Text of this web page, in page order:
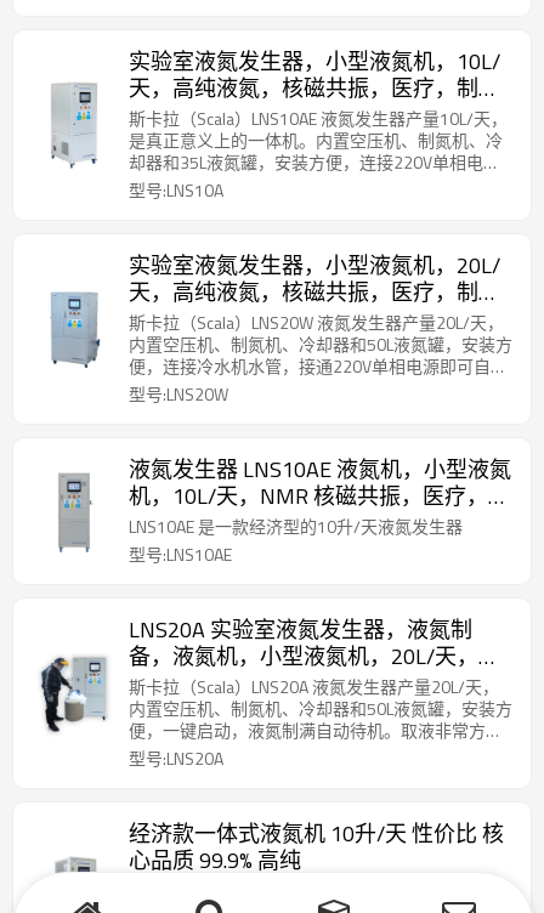
实验室液氮发生器，小型液氮机，10L/
天，高纯液氮，核磁共振，医疗，制
药，分析仪，低温冻存，LNS10A，杭州
斯卡拉
斯卡拉（Scala）LNS10AE 液氮发生器产量10L/天，
是真正意义上的一体机。内置空压机、制氮机、冷
却器和35L液氮罐，安装方便，连接220V单相电源
即可自动运行。一键启动，液氮制满自动待机。取
液非常方便，不需要停机、不需要增压，打开取液
型号:LNS10A
实验室液氮发生器，小型液氮机，20L/
天，高纯液氮，核磁共振，医疗，制
药，质谱仪，低温冻存，LNS20w，杭
州斯卡拉
斯卡拉（Scala）LNS20W 液氮发生器产量20L/天，
内置空压机、制氮机、冷却器和50L液氮罐，安装方
便，连接冷水机水管，接通220V单相电源即可自动
运行。一键启动，液氮制满自动待机。取液非常方
便，不需要停机、不需要增压，打开取液阀门一键
型号:LNS20W
液氮发生器 LNS10AE 液氮机，小型液氮
机，10L/天，NMR 核磁共振，医疗，制
药，质谱仪，低温冻存, 液氮一体机
LNS10AE 是一款经济型的10升/天液氮发生器
型号:LNS10AE
LNS20A 实验室液氮发生器，液氮制
备，液氮机，小型液氮机，20L/天，高
纯液氮，核磁共振，医疗，制药，质谱
仪，低温冻存，LNS20A，杭州斯卡拉
斯卡拉（Scala）LNS20A 液氮发生器产量20L/天，
内置空压机、制氮机、冷却器和50L液氮罐，安装方
便，一键启动，液氮制满自动待机。取液非常方
便，不需要停机、不需要增压，打开取液阀门一键
取液。
型号:LNS20A
经济款一体式液氮机 10升/天 性价比 核
心品质 99.9% 高纯